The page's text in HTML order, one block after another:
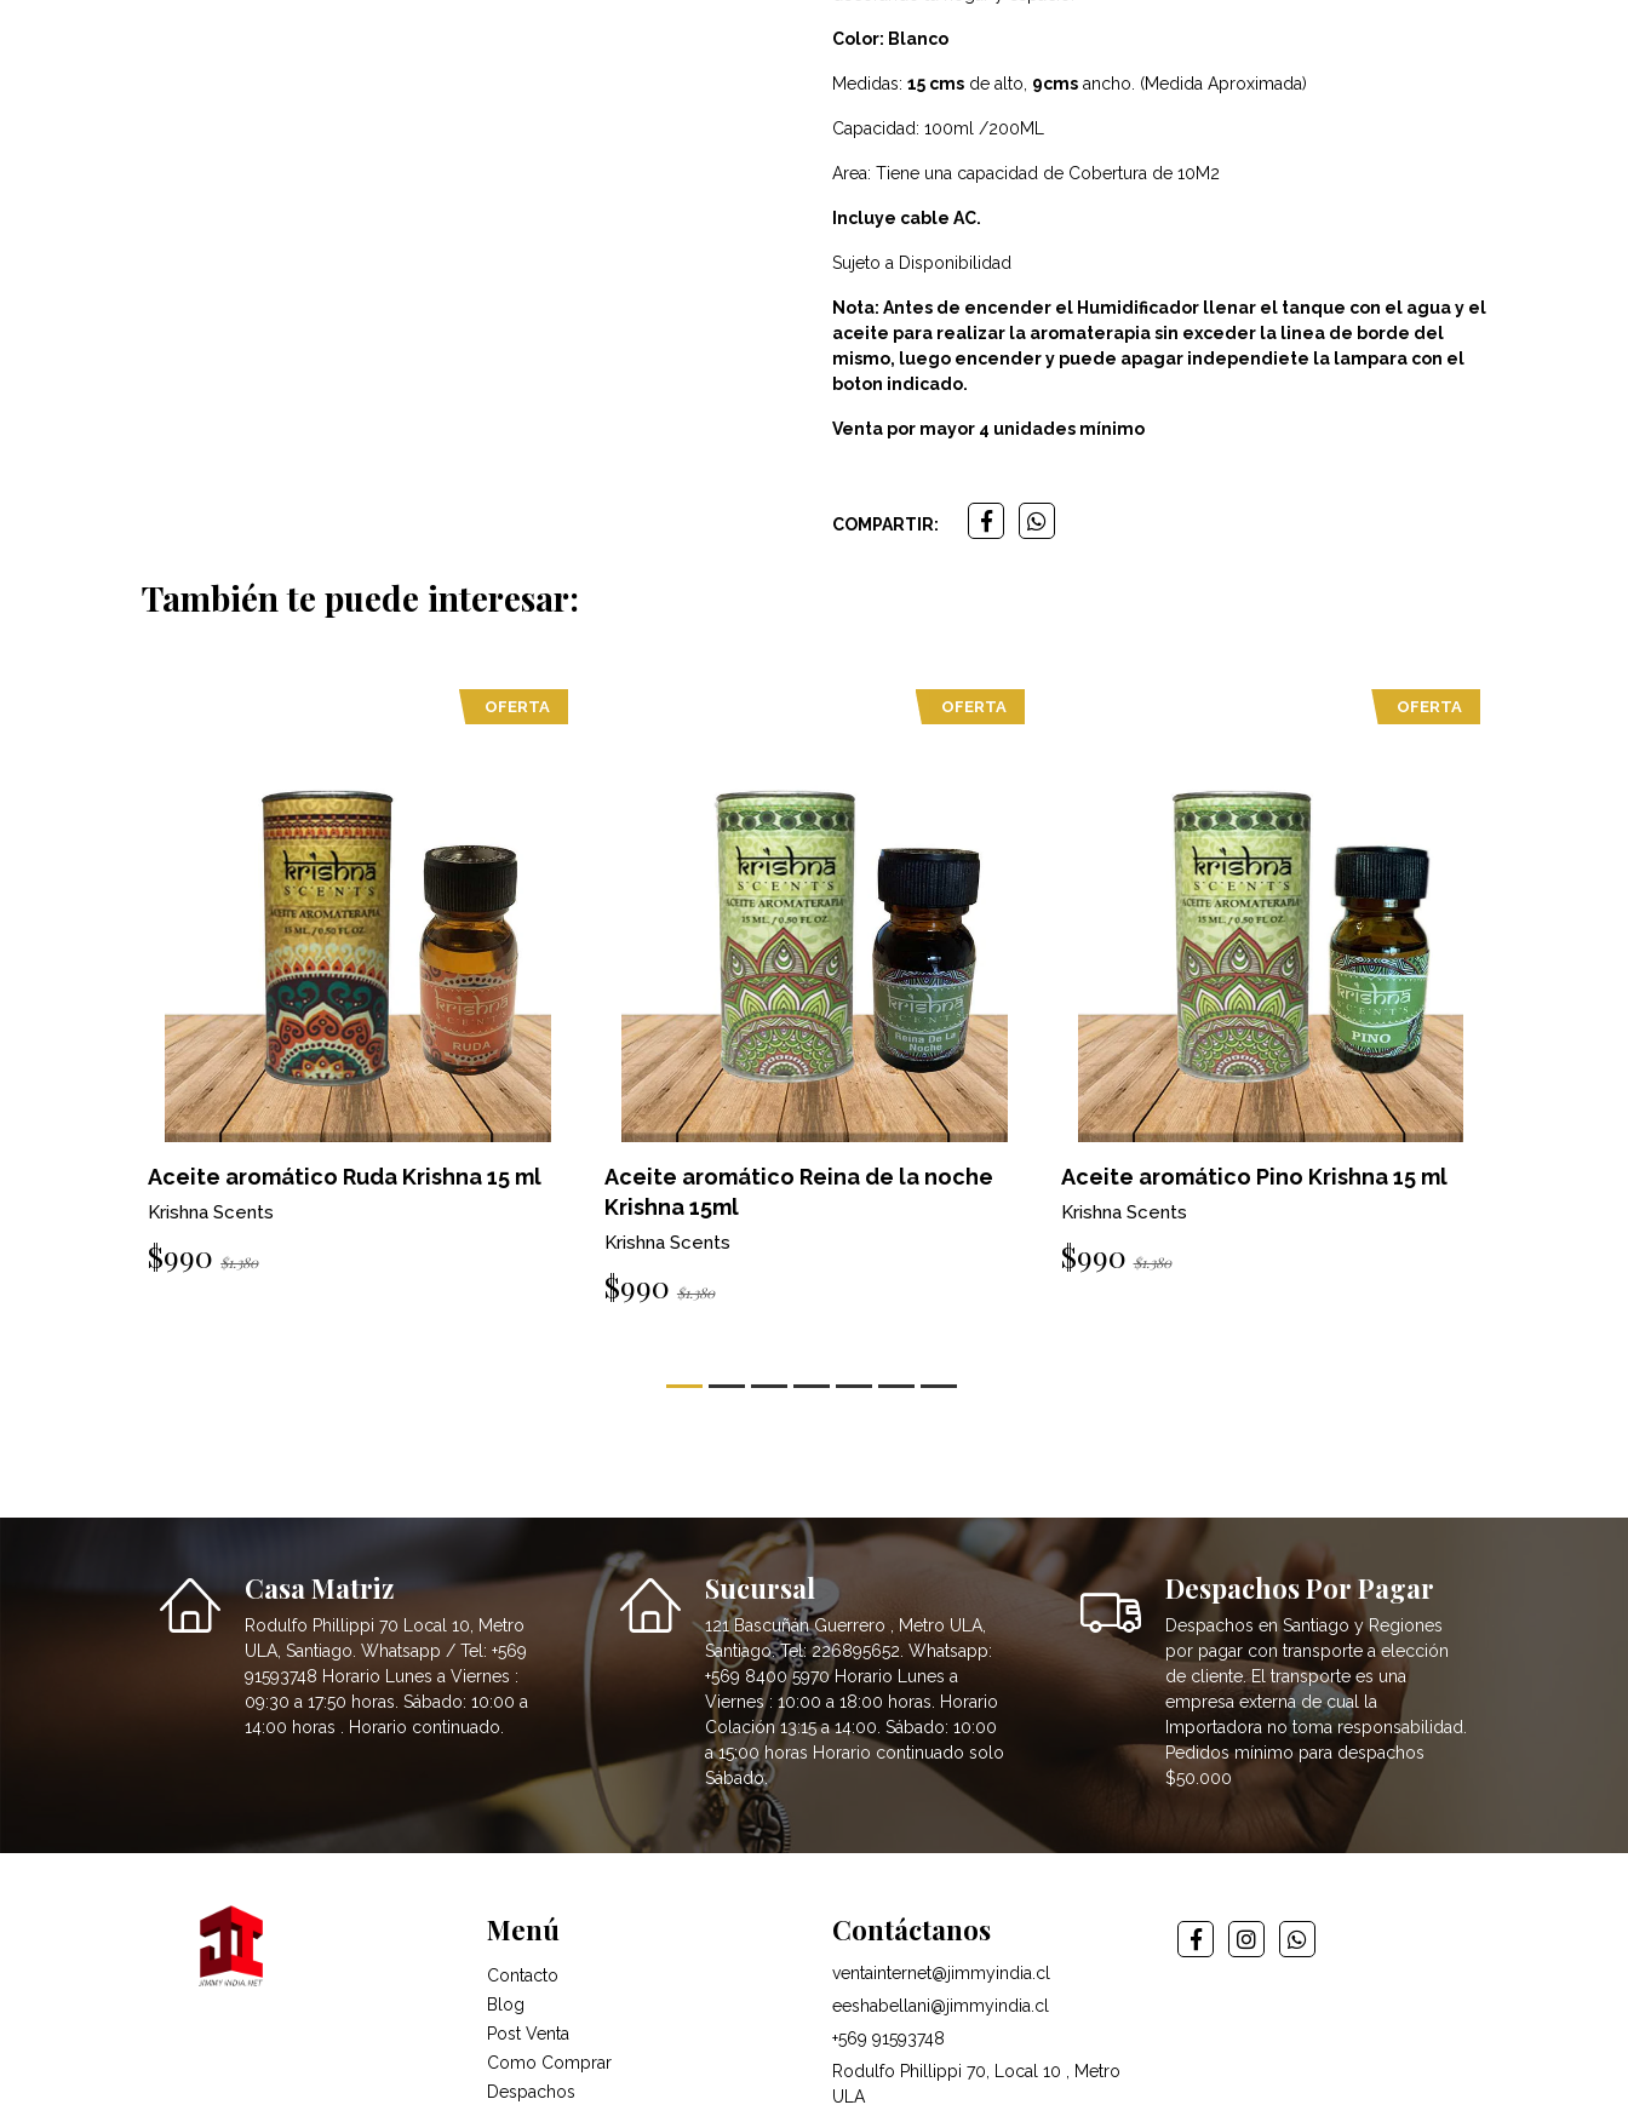
Color: Blanco
Medidas: 15 cms de alto, 9cms ancho. (Medida Aproximada)
Capacidad: 100ml /200ML
Area: Tiene una capacidad de Cobertura de 10M2
Incluye cable AC.
Sujeto a Disponibilidad
Nota: Antes de encender el Humidificador llenar el tanque con el agua y el
aceite para realizar la aromaterapia sin exceder la linea de borde del
mismo, luego encender y puede apagar independiete la lampara con el
boton indicado.
Venta por mayor 4 unidades mínimo
COMPARTIR:
También te puede interesar:
OFERTA
Aceite aromático Ruda Krishna 15 ml
Krishna Scents
$990 $1.380
OFERTA
Aceite aromático Reina de la noche
Krishna 15ml
Krishna Scents
$990 $1.380
OFERTA
Aceite aromático Pino Krishna 15 ml
Krishna Scents
$990 $1.380
Casa Matriz
Rodulfo Phillippi 70 Local 10, Metro
ULA, Santiago. Whatsapp / Tel: +569
91593748 Horario Lunes a Viernes :
09:30 a 17:50 horas. Sábado: 10:00 a
14:00 horas . Horario continuado.
Sucursal
121 Bascuñán Guerrero , Metro ULA,
Santiago. Tel: 226895652. Whatsapp:
+569 8400 5970 Horario Lunes a
Viernes : 10:00 a 18:00 horas. Horario
Colación 13:15 a 14:00. Sábado: 10:00
a 15:00 horas Horario continuado solo
Sábado.
Despachos Por Pagar
Despachos en Santiago y Regiones
por pagar con transporte a elección
de cliente. El transporte es una
empresa externa de cual la
Importadora no toma responsabilidad.
Pedidos mínimo para despachos
$50.000
Menú
Contacto
Blog
Post Venta
Como Comprar
Despachos
Contáctanos
ventainternet@jimmyindia.cl
eeshabellani@jimmyindia.cl
+569 91593748
Rodulfo Phillippi 70, Local 10 , Metro
ULA